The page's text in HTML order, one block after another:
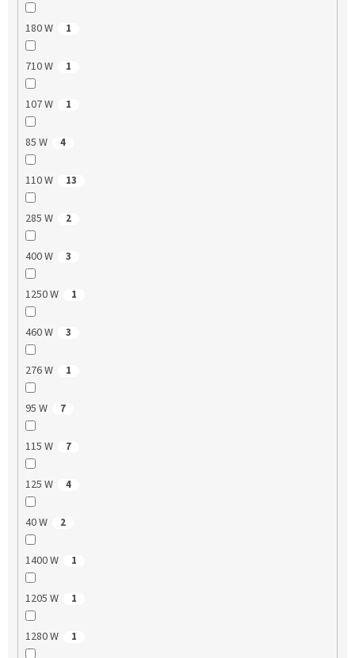
180 W 1
710 W 1
107 W 1
85 W 4
110 W 13
285 W 2
400 W 3
1250 W 1
460 W 3
276 W 1
95 W 7
115 W 7
125 W 4
40 W 2
1400 W 1
1205 W 1
1280 W 1